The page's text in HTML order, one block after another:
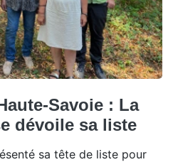
Savoie : La
dévoile sa liste
sa tête de liste pour